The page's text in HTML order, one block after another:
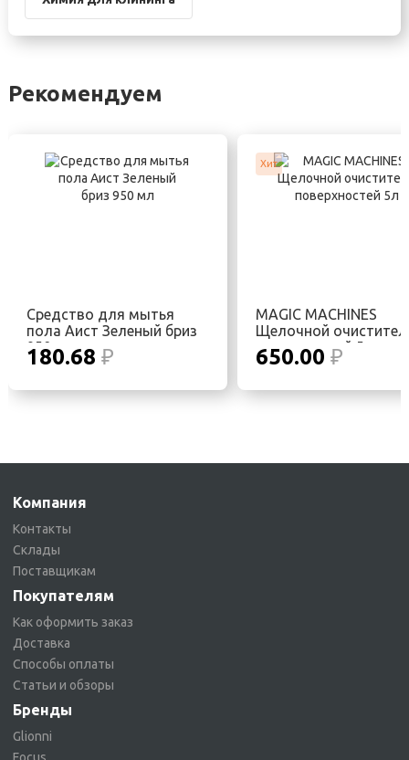
Рекомендуем
Средство для мытья
пола Аист Зеленый бриз
950 мл
180.68 ₽
Хит
MAGIC MACHINES
Щелочной
поверхностей 5л
650.00 ₽
Компания
Контакты
Склады
Поставщикам
Покупателям
Как оформить заказ
Доставка
Способы оплаты
Статьи и обзоры
Бренды
Glionni